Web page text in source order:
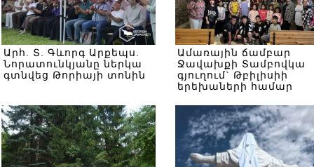
Արհ. Տ. Գևորգ Արքեպս.
Նորատունկյանը ներկա
գտնվեց Թորիայի տոնին
Ամառային ճամբար
Ջավախքի Տամբովկա
գյուղում` Թբիլիսիի
երեխաների համար